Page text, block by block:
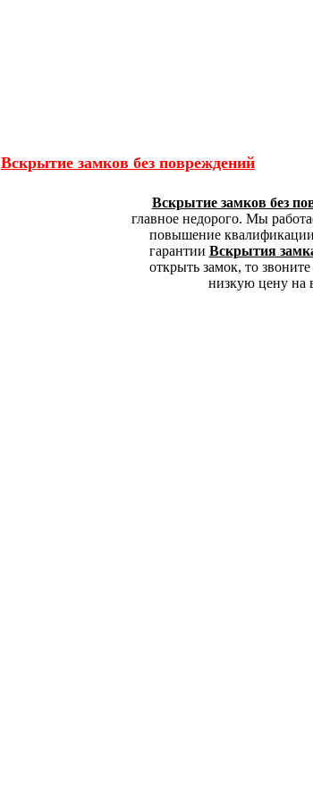
Вскрытие замков без повреждений
Вскрытие замков без
главное недорого. Мы
повышение квалификации
гарантии Вскрытия
открыть замок, то
низкую цену на